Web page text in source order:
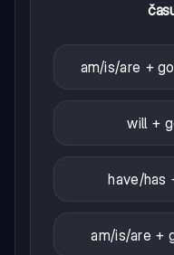
am/is/are +
will +
have/has
am/is/are +